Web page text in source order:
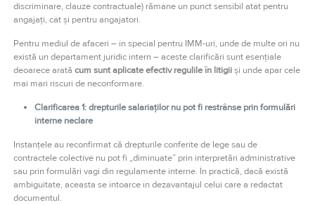
discriminare, clauze contractuale) rămâne un punct sensibil atât pentru
angajați, cât și pentru angajatori.
Pentru mediul de afaceri – în special pentru IMM-uri, unde de multe ori nu
există un departament juridic intern – aceste clarificări sunt esențiale
deoarece aratăcum sunt aplicate efectiv regulile în litigiiși unde apar cele
mai mari riscuri de neconformare.
Clarificarea 1: drepturile salariaților nu pot fi restrânse prin formulări
interne neclare
Instanțele au reconfirmat că drepturile conferite de lege sau de
contractele colective nu pot fi „diminuate” prin interpretări administrative
sau prin formulări vagi din regulamente interne. În practică, dacă există
ambiguitate, aceasta se întoarce în dezavantajul celui care a redactat
documentul.